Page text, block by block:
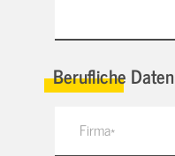
Berufliche Daten